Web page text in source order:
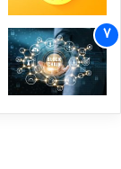
آماده
برای
کشف
توسط
ژاکت
ی
…
ژاکت